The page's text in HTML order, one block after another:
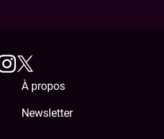
À propos
Newsletter